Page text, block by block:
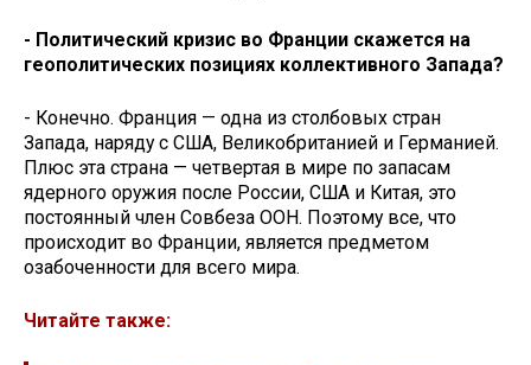
- Политический кризис во Франции скажется на
геополитических позициях коллективного Запада?
- Конечно. Франция — одна из столбовых стран
Запада, наряду с США, Великобританией и Германией.
Плюс эта страна — четвертая в мире по запасам
ядерного оружия после России, США и Китая, это
постоянный член Совбеза ООН. Поэтому все, что
происходит во Франции, является предметом
озабоченности для всего мира.
Читайте также: